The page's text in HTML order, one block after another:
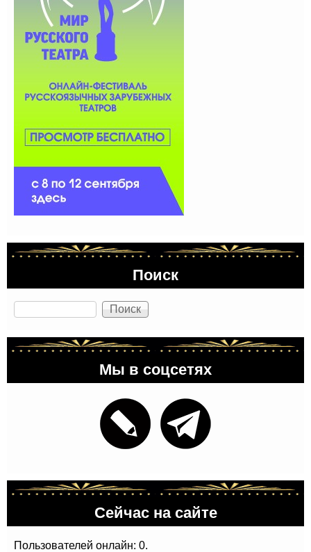
Поиск
Поиск
Мы в соцсетях
Сейчас на сайте
Пользователей онлайн: 0.